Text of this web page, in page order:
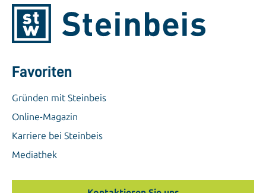
Favoriten
Gründen mit Steinbeis
Online-Magazin
Karriere bei Steinbeis
Mediathek